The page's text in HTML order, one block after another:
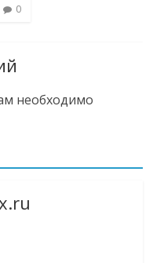
0
необходимо